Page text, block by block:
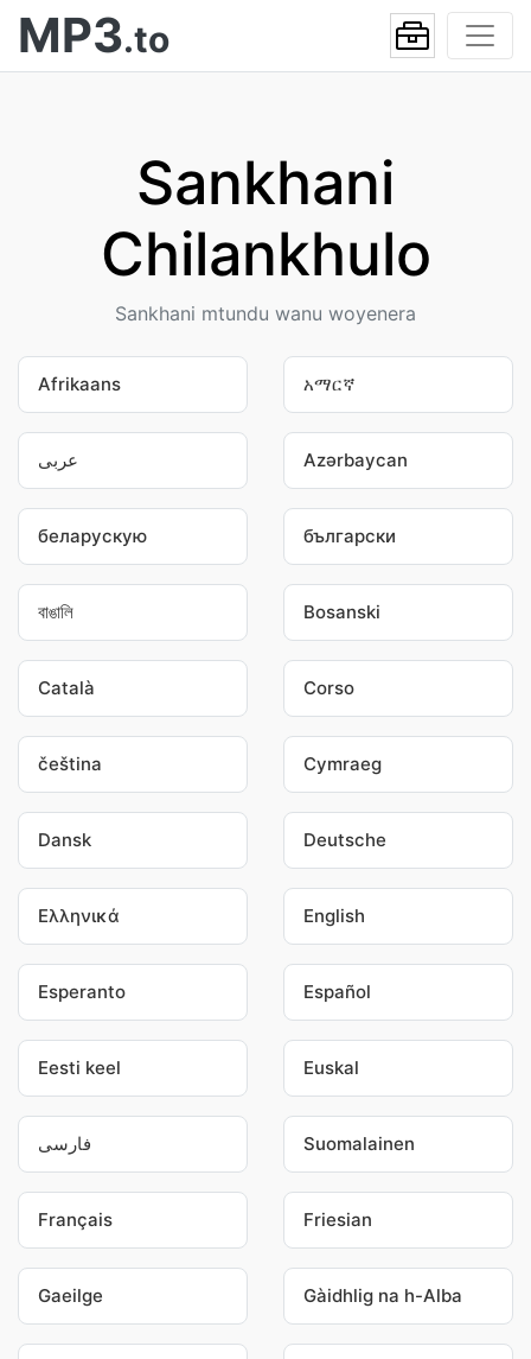
MP3.to
Sankhani
Chilankhulo
Sankhani mtundu wanu woyenera
Afrikaans አማርኛ
عربى Azərbaycan
беларускую български
বাঙালি Bosanski
Català Corso
čeština Cymraeg
Dansk Deutsche
Ελληνικά English
Esperanto Español
Eesti keel Euskal
فارسی Suomalainen
Français Friesian
Gaeilge Gàidhlig na h-Alba